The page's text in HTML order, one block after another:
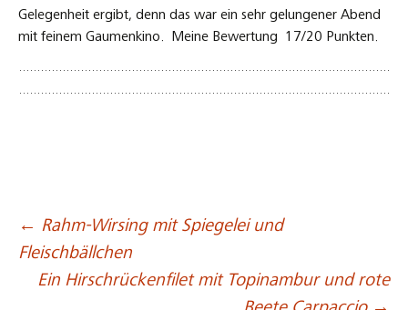
Gelegenheit ergibt, denn das war ein sehr gelungener Abend
mit feinem Gaumenkino. Meine Bewertung 17/20 Punkten.
Beitragsnavigation
← Rahm-Wirsing mit Spiegelei und
Fleischbällchen
Ein Hirschrückenfilet mit Topinambur und rote